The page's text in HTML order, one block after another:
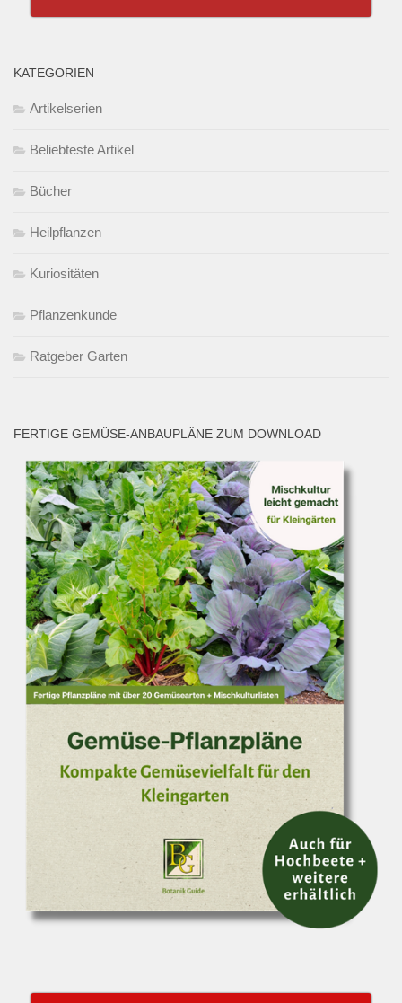
KATEGORIEN
Artikelserien
Beliebteste Artikel
Bücher
Heilpflanzen
Kuriositäten
Pflanzenkunde
Ratgeber Garten
FERTIGE GEMÜSE-ANBAUPLÄNE ZUM DOWNLOAD